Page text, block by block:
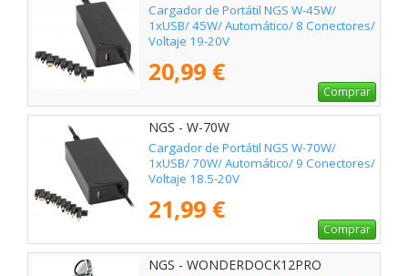
Cargador de Portátil NGS W-45W/
1xUSB/ 45W/ Automático/ 8 Conectores/
Voltaje 19-20V
20,99 €
Comprar
NGS - W-70W
Cargador de Portátil NGS W-70W/
1xUSB/ 70W/ Automático/ 9 Conectores/
Voltaje 18.5-20V
21,99 €
Comprar
NGS - WONDERDOCK12PRO